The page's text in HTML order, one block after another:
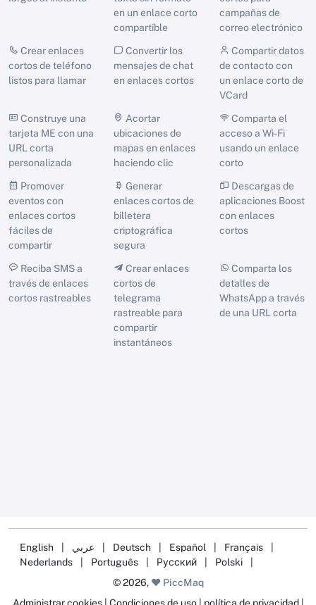
en un enlace corto
compartible
campañas de
correo electrónico
Crear enlaces
cortos de teléfono
listos para llamar
Convertir los
mensajes de chat
en enlaces cortos
Compartir datos
de contacto con
un enlace corto de
VCard
Construye una
tarjeta ME con una
URL corta
personalizada
Acortar
ubicaciones de
mapas en enlaces
haciendo clic
Comparta el
acceso a Wi-Fi
usando un enlace
corto
Promover
eventos con
enlaces cortos
fáciles de
compartir
Generar
enlaces cortos de
billetera
criptográfica
segura
Descargas de
aplicaciones Boost
con enlaces
cortos
Reciba SMS a
través de enlaces
cortos rastreables
Crear enlaces
cortos de
telegrama
rastreable para
compartir
instantáneos
Comparta los
detalles de
WhatsApp a través
de una URL corta
English Deutsch Español Français
Nederlands
Português Русский Polski
© 2026, ❤️ PiccMaq